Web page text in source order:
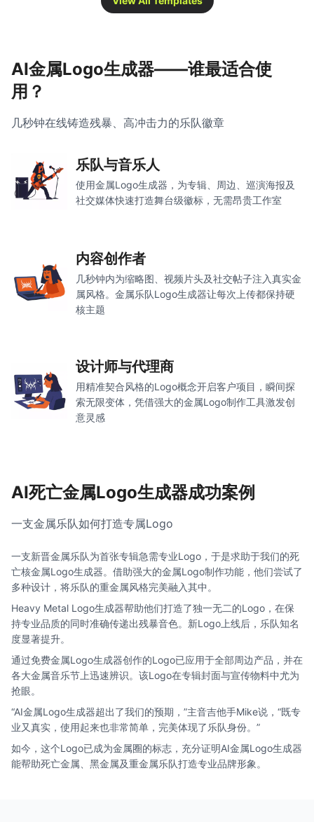
AI金属Logo生成器——谁最适合使
用？
几秒钟在线铸造残暴、高冲击力的乐队徽章
乐队与音乐人
使用金属Logo生成器，为专辑、周边、巡演海报及
社交媒体快速打造舞台级徽标，无需昂贵工作室
内容创作者
几秒钟内为缩略图、视频片头及社交帖子注入真实金
属风格。金属乐队Logo生成器让每次上传都保持硬
核主题
设计师与代理商
用精准契合风格的Logo概念开启客户项目，瞬间探
索无限变体，凭借强大的金属Logo制作工具激发创
意灵感
AI死亡金属Logo生成器成功案例
一支金属乐队如何打造专属Logo
一支新晋金属乐队为首张专辑急需专业Logo，于是求助于我们的死
亡核金属Logo生成器。借助强大的金属Logo制作功能，他们尝试了
多种设计，将乐队的重金属风格完美融入其中。
Heavy Metal Logo生成器帮助他们打造了独一无二的Logo，在保
持专业品质的同时准确传递出残暴音色。新Logo上线后，乐队知名
度显著提升。
通过免费金属Logo生成器创作的Logo已应用于全部周边产品，并在
各大金属音乐节上迅速辨识。该Logo在专辑封面与宣传物料中尤为
抢眼。
“AI金属Logo生成器超出了我们的预期，”主音吉他手Mike说，“既专
业又真实，使用起来也非常简单，完美体现了乐队身份。”
如今，这个Logo已成为金属圈的标志，充分证明AI金属Logo生成器
能帮助死亡金属、黑金属及重金属乐队打造专业品牌形象。